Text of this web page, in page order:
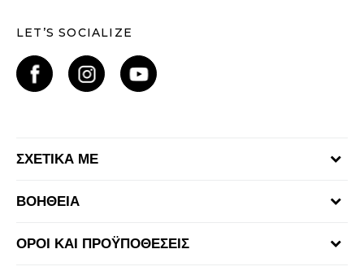
LET’S SOCIALIZE
ΣΧΕΤΙΚΑ ΜΕ
Καταστήματα
ΒΟΗΘΕΙΑ
ΟΡΟΙ ΚΑΙ ΠΡΟΫΠΟΘΕΣΕΙΣ